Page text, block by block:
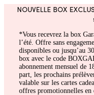
NOUVELLE BOX
*Vous recevrez la box
l’été. Offre sans
disponibles ou jusqu’au
box avec le code
abonnement mensuel de
part, les prochains
valable sur les cartes
offres promotionnelles en